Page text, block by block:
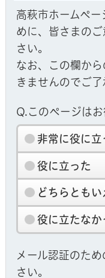
高萩市ホームペ
めに、皆さまの
さい。
なお、この欄か
きませんのでご了
Q.このページは
非常に役に立
役に立った
どちらともい
役に立たなか
メール認証のた
さい。